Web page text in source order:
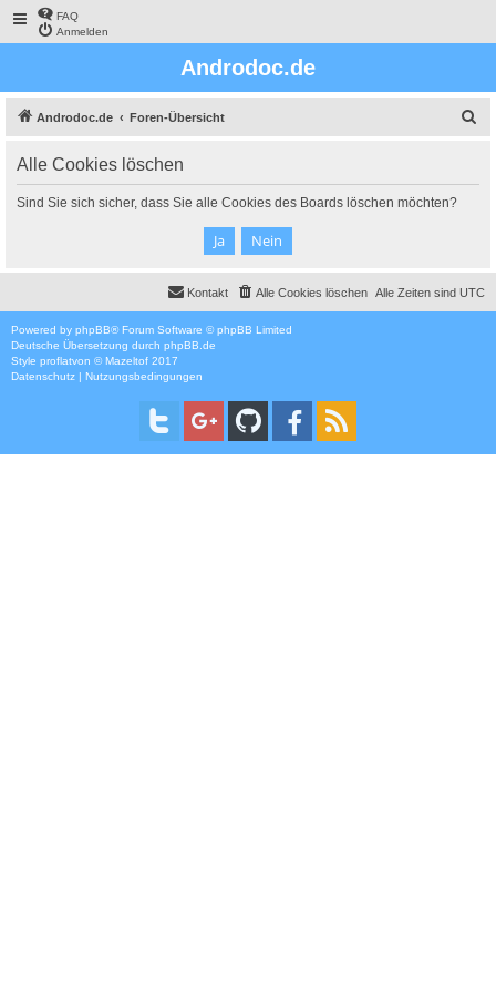
FAQ
Anmelden
Androdoc.de
Androdoc.de Foren-Übersicht
Alle Cookies löschen
Sind Sie sich sicher, dass Sie alle Cookies des Boards löschen möchten?
Alle Zeiten sind UTC
Alle Cookies löschen
Kontakt
Powered by phpBB® Forum Software © phpBB Limited
Deutsche Übersetzung durch phpBB.de
Style proflatvon ©Mazeltof 2017
Datenschutz | Nutzungsbedingungen